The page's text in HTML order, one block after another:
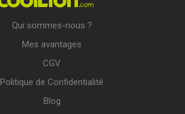
Qui sommes-nous ?
Mes avantages
CGV
Politique de Confidentialité
Blog